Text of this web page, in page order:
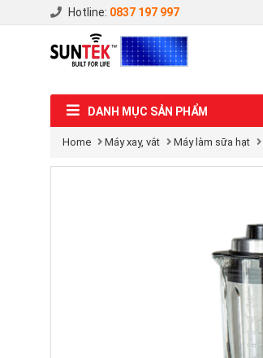
Hotline: 0837 197 997
DANH MỤC SẢN PHẨM
Home Máy xay, vắt Máy làm sữa hạt